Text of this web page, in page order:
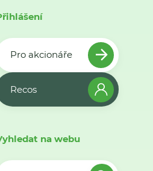
Pro akcionáře
Recos
na webu